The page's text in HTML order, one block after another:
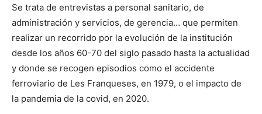
Se trata de entrevistas a personal sanitario, de
administración y servicios, de gerencia… que permiten
realizar un recorrido por la evolución de la institución
desde los años 60-70 del siglo pasado hasta la actualidad
y donde se recogen episodios como el accidente
ferroviario de Les Franqueses, en 1979, o el impacto de
la pandemia de la covid, en 2020.